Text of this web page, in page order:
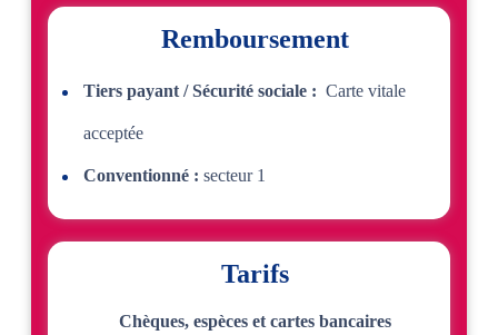
Remboursement
Tiers payant / Sécurité sociale : Carte vitale
acceptée
Conventionné : secteur 1
Tarifs
Chèques, espèces et cartes bancaires